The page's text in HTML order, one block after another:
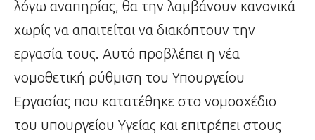
λόγω αναπηρίας, θα την λαμβάνουν κανονικά
χωρίς να απαιτείται να διακόπτουν την
εργασία τους. Αυτό προβλέπει η νέα
νομοθετική ρύθμιση του Υπουργείου
Εργασίας που κατατέθηκε στο νομοσχέδιο
του υπουργείου Υγείας και επιτρέπει στους